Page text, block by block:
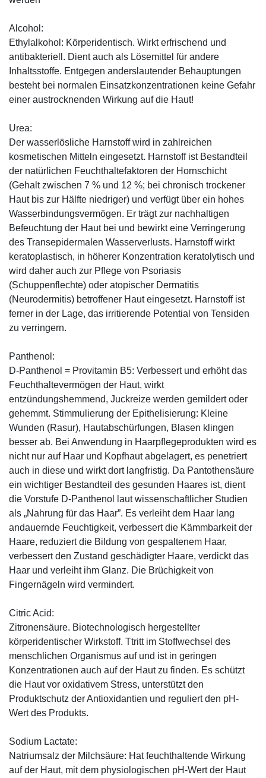
Alcohol:
Ethylalkohol: Körperidentisch. Wirkt erfrischend und
antibakteriell. Dient auch als Lösemittel für andere
Inhaltsstoffe. Entgegen anderslautender Behauptungen
besteht bei normalen Einsatzkonzentrationen keine Gefahr
einer austrocknenden Wirkung auf die Haut!
Urea:
Der wasserlösliche Harnstoff wird in zahlreichen
kosmetischen Mitteln eingesetzt. Harnstoff ist Bestandteil
der natürlichen Feuchthaltefaktoren der Hornschicht
(Gehalt zwischen 7 % und 12 %; bei chronisch trockener
Haut bis zur Hälfte niedriger) und verfügt über ein hohes
Wasserbindungsvermögen. Er trägt zur nachhaltigen
Befeuchtung der Haut bei und bewirkt eine Verringerung
des Transepidermalen Wasserverlusts. Harnstoff wirkt
keratoplastisch, in höherer Konzentration keratolytisch und
wird daher auch zur Pflege von Psoriasis
(Schuppenflechte) oder atopischer Dermatitis
(Neurodermitis) betroffener Haut eingesetzt. Harnstoff ist
ferner in der Lage, das irritierende Potential von Tensiden
zu verringern.
Panthenol:
D-Panthenol = Provitamin B5: Verbessert und erhöht das
Feuchthaltevermögen der Haut, wirkt
entzündungshemmend, Juckreize werden gemildert oder
gehemmt. Stimmulierung der Epithelisierung: Kleine
Wunden (Rasur), Hautabschürfungen, Blasen klingen
besser ab. Bei Anwendung in Haarpflegeprodukten wird es
nicht nur auf Haar und Kopfhaut abgelagert, es penetriert
auch in diese und wirkt dort langfristig. Da Pantothensäure
ein wichtiger Bestandteil des gesunden Haares ist, dient
die Vorstufe D-Panthenol laut wissenschaftlicher Studien
als „Nahrung für das Haar”. Es verleiht dem Haar lang
andauernde Feuchtigkeit, verbessert die Kämmbarkeit der
Haare, reduziert die Bildung von gespaltenem Haar,
verbessert den Zustand geschädigter Haare, verdickt das
Haar und verleiht ihm Glanz. Die Brüchigkeit von
Fingernägeln wird vermindert.
Citric Acid:
Zitronensäure. Biotechnologisch hergestellter
körperidentischer Wirkstoff. Ttritt im Stoffwechsel des
menschlichen Organismus auf und ist in geringen
Konzentrationen auch auf der Haut zu finden. Es schützt
die Haut vor oxidativem Stress, unterstützt den
Produktschutz der Antioxidantien und reguliert den pH-
Wert des Produkts.
Sodium Lactate:
Natriumsalz der Milchsäure: Hat feuchthaltende Wirkung
auf der Haut, mit dem physiologischen pH-Wert der Haut